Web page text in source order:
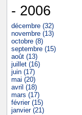
- 2006
décembre (32)
novembre (13)
octobre (8)
septembre (15)
août (13)
juillet (16)
juin (17)
mai (20)
avril (18)
mars (17)
février (15)
janvier (21)